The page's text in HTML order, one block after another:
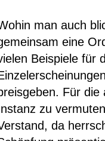
man auch
eine
Beispiele für
Für
zu
da